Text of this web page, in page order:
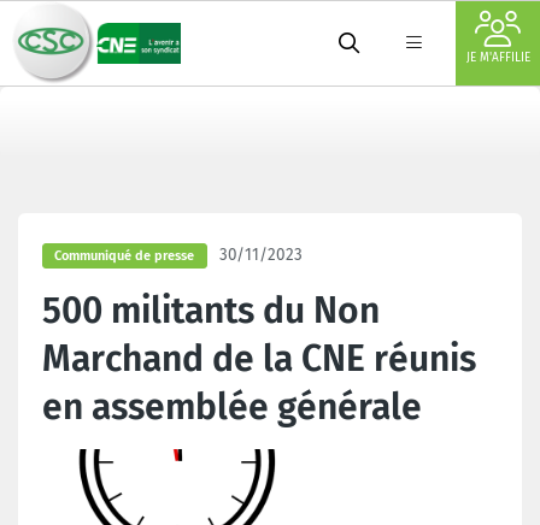
JE M'AFFILIE
Communiqué de presse 30/11/2023
500 militants du Non
Marchand de la CNE réunis
en assemblée générale